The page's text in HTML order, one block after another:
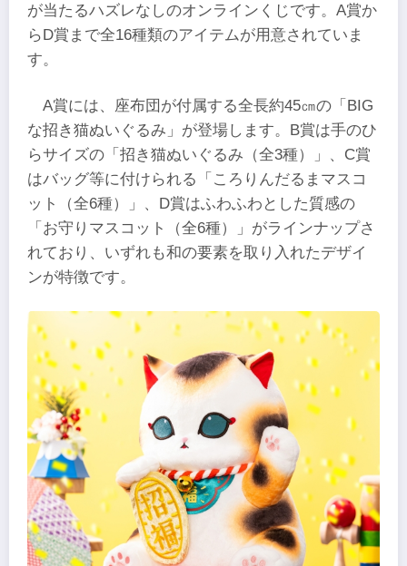
が当たるハズレなしのオンラインくじです。A賞か
らD賞まで全16種類のアイテムが用意されていま
す。
A賞には、座布団が付属する全長約45㎝の「BIG
な招き猫ぬいぐるみ」が登場します。B賞は手のひ
らサイズの「招き猫ぬいぐるみ（全3種）」、C賞
はバッグ等に付けられる「ころりんだるまマスコ
ット（全6種）」、D賞はふわふわとした質感の
「お守りマスコット（全6種）」がラインナップさ
れており、いずれも和の要素を取り入れたデザイ
ンが特徴です。